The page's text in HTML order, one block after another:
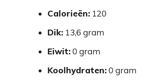
Calorieën: 120
Dik: 13,6 gram
Eiwit:0 gram
Koolhydraten:0 gram